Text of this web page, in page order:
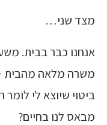
מצד שני…
אנחנו כבר בבית.
משרה מלאה מהבית
ביטוי שיוצא לי
מבאס לנו בחיים?